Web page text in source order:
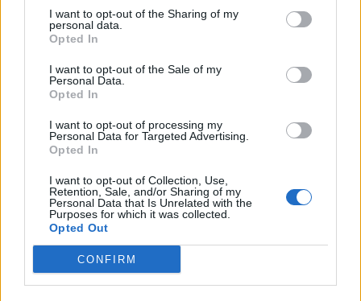
I want to opt-out of the Sharing of my
personal data.
Opted In
I want to opt-out of the Sale of my
Personal Data.
Opted In
I want to opt-out of processing my
Personal Data for Targeted Advertising.
Opted In
I want to opt-out of Collection, Use,
Retention, Sale, and/or Sharing of my
Personal Data that Is Unrelated with the
Purposes for which it was collected.
Opted Out
CONFIRM
Μισό εκατομμύριο κρούσματα COVID-19 την
ημέρα σε μία μόνο πόλη της Κίνας
εμφανιστεί αυθόρμητα στο ανθρώπινο
γονιδίωμα
προσοχή λόγω έξαρσης των ιώσεων
συμβουλές Χριστούγεννα